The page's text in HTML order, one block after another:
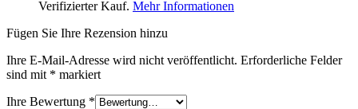
Verifizierter Kauf. Mehr Informationen
Fügen Sie Ihre Rezension hinzu
Ihre E-Mail-Adresse wird nicht veröffentlicht. Erforderliche Felder
sind mit * markiert
Ihre Bewertung *